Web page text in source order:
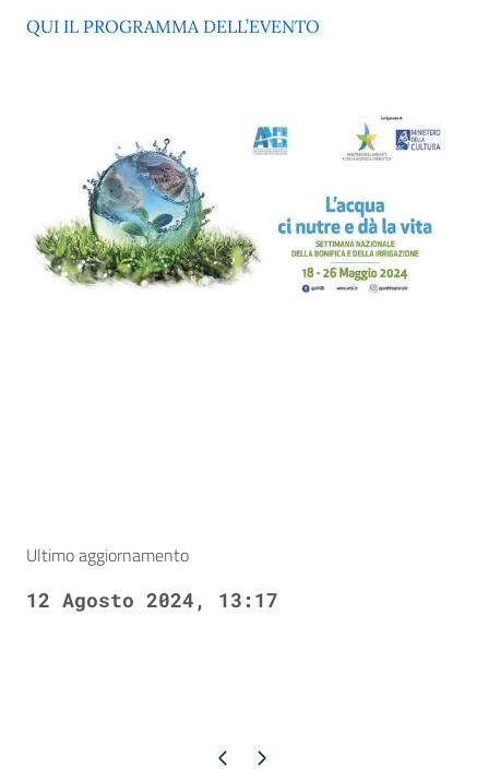
QUI IL PROGRAMMA DELL’EVENTO
Ultimo aggiornamento
12 Agosto 2024, 13:17
Pagina precedente
Pagina successiva